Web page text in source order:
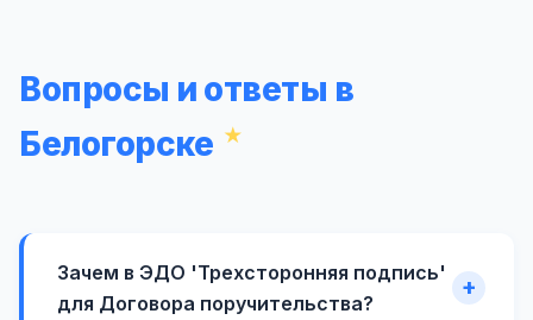
Вопросы и ответы в
Белогорске
Зачем в ЭДО 'Трехсторонняя подпись'
для Договора поручительства?